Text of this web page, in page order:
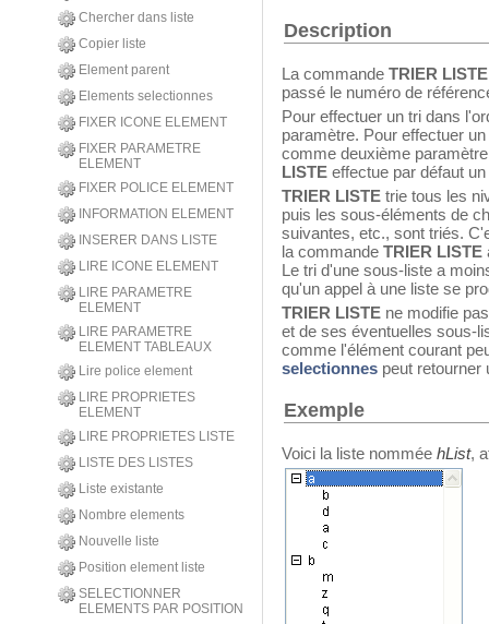
Chercher dans liste
Copier liste
Element parent
Elements selectionnes
FIXER ICONE ELEMENT
FIXER PARAMETRE
ELEMENT
FIXER POLICE ELEMENT
INFORMATION ELEMENT
INSERER DANS LISTE
LIRE ICONE ELEMENT
LIRE PARAMETRE
ELEMENT
LIRE PARAMETRE
ELEMENT TABLEAUX
Lire police element
LIRE PROPRIETES
ELEMENT
LIRE PROPRIETES LISTE
LISTE DES LISTES
Liste existante
Nombre elements
Nouvelle liste
Position element liste
SELECTIONNER
ELEMENTS PAR POSITION
Description
La commande TRIER
passé le numéro de
Pour effectuer un tri dans
paramètre. Pour effectuer
comme deuxième
LISTE effectue par défaut
TRIER LISTE trie tous les
puis les sous-éléments de
suivantes, etc., sont triés.
la commande TRIER LISTE
Le tri d'une sous-liste a
qu'un appel à une liste se
TRIER LISTE ne modifie
et de ses éventuelles sous-
comme l'élément courant
selectionnes peut retourner
Exemple
Voici la liste nommée hList,